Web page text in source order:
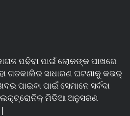
ପଢିବା ପାଇଁ ଲୋକଙ୍କ ପାଖରେ
ଗତକାଲିର ସାଧାରଣ ଘଟଣାକୁ କଭର୍
ପାଇବା ପାଇଁ ସେମାନେ ସର୍ବଦା
ମିଡିଆ ଅନୁସରଣ